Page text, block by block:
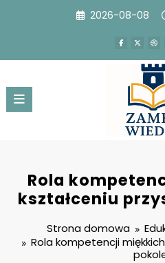
2026-08-08
Rola
kształceniu
Strona domowa
Rola kompetencji